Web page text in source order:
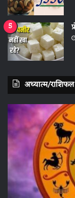
अध्यात्म/राशिफल